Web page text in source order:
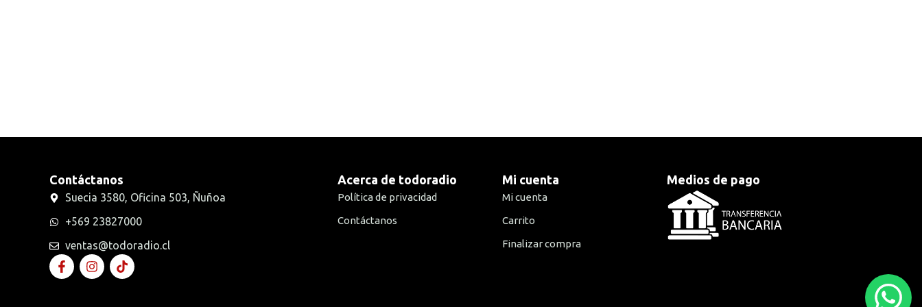
Contáctanos
Suecia 3580, Oficina 503, Ñuñoa
+569 23827000
ventas@todoradio.cl
Acerca de todoradio
Política de privacidad
Contáctanos
Mi cuenta
Mi cuenta
Carrito
Finalizar compra
Medios de pago